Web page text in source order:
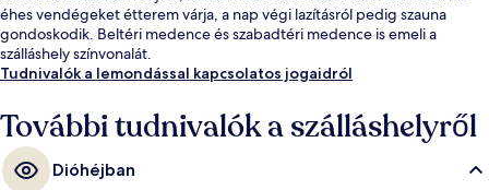
éhes vendégeket étterem várja, a nap végi lazításról pedig szauna
gondoskodik. Beltéri medence és szabadtéri medence is emeli a
szálláshely színvonalát.
Tudnivalók a lemondással kapcsolatos jogaidról
További tudnivalók a szálláshelyről
Dióhéjban